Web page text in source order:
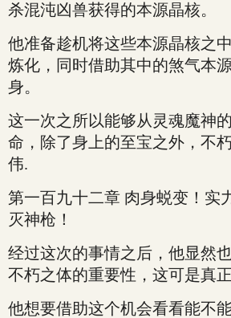
杀混沌凶兽获得的本源晶核。
他准备趁机将这些本源晶核之
炼化，同时借助其中的煞气本
身。
这一次之所以能够从灵魂魔神
命，除了身上的至宝之外，不
伟.
第一百九十二章 肉身蜕变！实
灭神枪！
经过这次的事情之后，他显然
不朽之体的重要性，这可是真
他想要借助这个机会看看能不